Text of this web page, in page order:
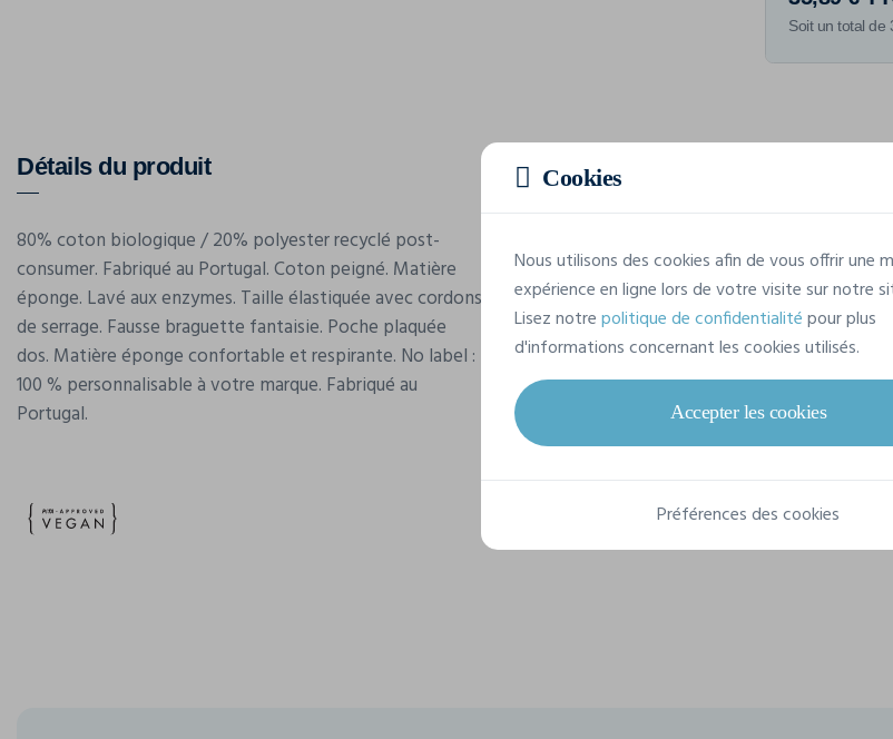
Soit un total de
Détails du produit
80% coton biologique / 20% polyester recyclé post-
consumer. Fabriqué au Portugal. Coton peigné. Matière
éponge. Lavé aux enzymes. Taille élastiquée avec cordons
de serrage. Fausse braguette fantaisie. Poche plaquée
dos. Matière éponge confortable et respirante. No label :
100 % personnalisable à votre marque. Fabriqué au
Portugal.
Caractéristiques
Référence
Grammage
Composition
80% Coton, 20% Polyester
Cookies
Nous utilisons des cookies afin de vous offrir une
expérience en ligne lors de votre visite sur notre
Lisez notrepolitique de confidentialitépour plus
d'informations concernant les cookies utilisés.
Accepter les cookies
Préférences des cookies